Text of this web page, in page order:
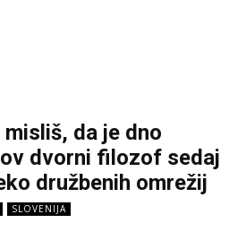
misliš, da je dno
dvorni filozof sedaj
družbenih omrežij
SLOVENIJA